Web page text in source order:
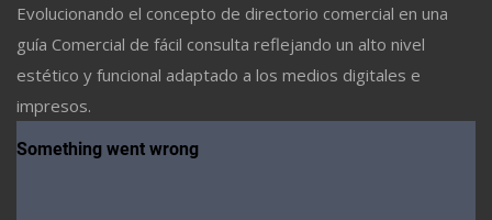
Evolucionando el concepto de directorio comercial en una
guía Comercial de fácil consulta reflejando un alto nivel
estético y funcional adaptado a los medios digitales e
impresos.